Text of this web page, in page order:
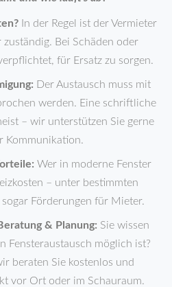
In der Regel ist der Vermieter
Bei Schäden oder
für Ersatz zu sorgen.
Der Austausch muss mit
werden. Eine schriftliche
– wir unterstützen Sie gerne
Kommunikation.
Wer in moderne Fenster
– unter bestimmten
sogar Förderungen für Mieter.
& Planung: Sie wissen
Fensteraustausch möglich ist?
beraten Sie kostenlos und
vor Ort oder im Schauraum.